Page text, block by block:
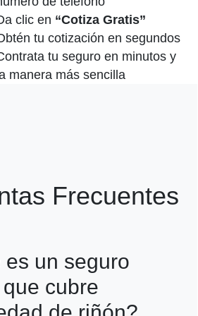
clic en “Cotiza Gratis”
tu cotización en segundos
tu seguro en minutos y
manera más sencilla
Frecuentes
es un seguro
cubre